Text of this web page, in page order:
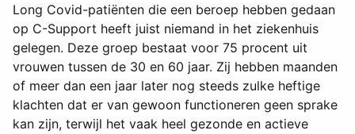
Long Covid-patiënten die een beroep hebben gedaan
op C-Support heeft juist niemand in het ziekenhuis
gelegen. Deze groep bestaat voor 75 procent uit
vrouwen tussen de 30 en 60 jaar. Zij hebben maanden
of meer dan een jaar later nog steeds zulke heftige
klachten dat er van gewoon functioneren geen sprake
kan zijn, terwijl het vaak heel gezonde en actieve